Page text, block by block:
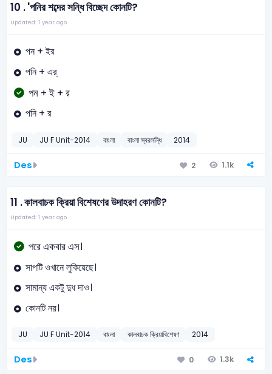
10 .'পনির শব্দের সন্ধি বিচ্ছেদ কোনটি?
Updated: 1 year ago
পন + ইর
পনি + এর্
পন + ই + র
পনি + র
JU JU F Unit-2014 বাংলা বাংলা স্বরসন্ধি 2014
Des 2 1.1k
11 .কালবাচক ক্রিয়া বিশেষণের উদাহরণ কোনটি?
Updated: 1 year ago
পরে একবার এস।
সাপটি ওখানে লুকিয়েছে।
সামান্য একটু দুধ দাও।
কোনটি নয়।
JU JU F Unit-2014 বাংলা কালবাচক ক্রিয়াবিশেষণ 2014
Des 0 1.3k